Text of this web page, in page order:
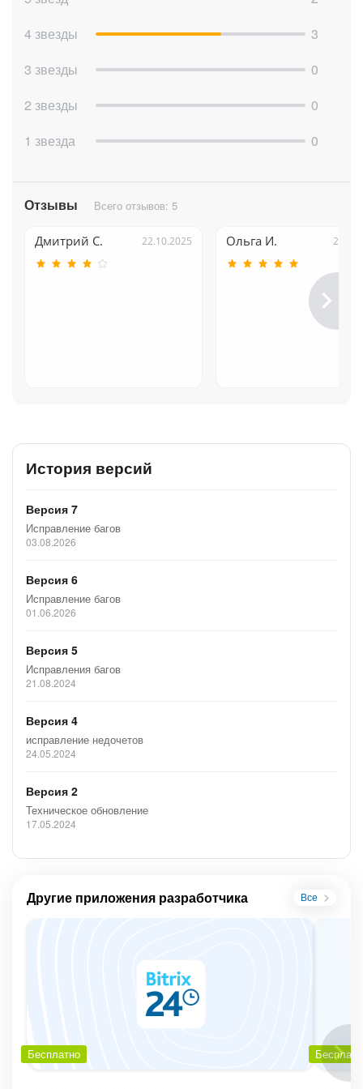
4 звезды
3
3 звезды
0
2 звезды
0
1 звезда
0
Отзывы Всего отзывов: 5
Дмитрий С. 22.10.2025 Ольга И.
История версий
Версия 7
Исправление багов
03.08.2026
Версия 6
Исправление багов
01.06.2026
Версия 5
Исправления багов
21.08.2024
Версия 4
исправление недочетов
24.05.2024
Версия 2
Техническое обновление
17.05.2024
Другие приложения разработчика Все
Бесплатно